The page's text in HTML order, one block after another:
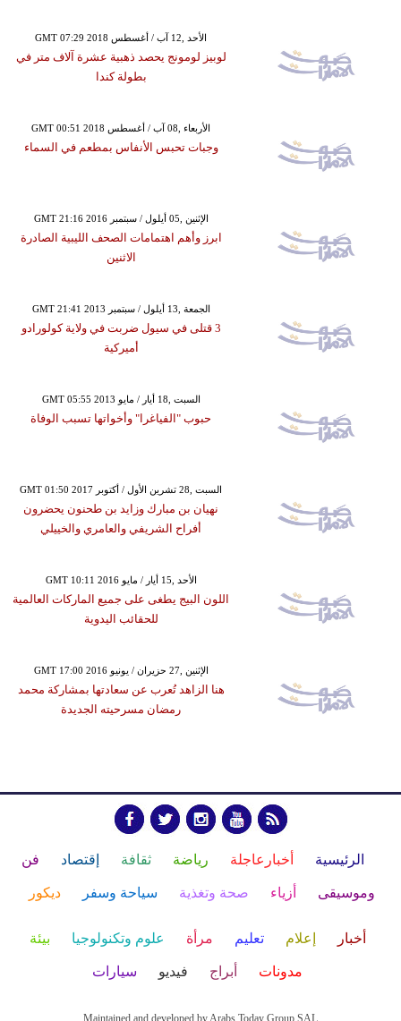
GMT 07:29 2018 الأحد ,12 آب / أغسطس
لوبيز لومونج يحصد ذهبية عشرة آلاف متر في
بطولة كندا
GMT 00:51 2018 الأربعاء ,08 آب / أغسطس
وجبات تحبس الأنفاس بمطعم في السماء
GMT 21:16 2016 الإثنين ,05 أيلول / سبتمبر
ابرز وأهم اهتمامات الصحف الليبية الصادرة
الاثنين
GMT 21:41 2013 الجمعة ,13 أيلول / سبتمبر
3 قتلى في سيول ضربت في ولاية كولورادو
أميركية
GMT 05:55 2013 السبت ,18 أيار / مايو
حبوب "الفياغرا" وأخواتها تسبب الوفاة
GMT 01:50 2017 السبت ,28 تشرين الأول / أكتوبر
نهيان بن مبارك وزايد بن طحنون يحضرون
أفراح الشريفي والعامري والخييلي
GMT 10:11 2016 الأحد ,15 أيار / مايو
اللون البيج يطغى على جميع الماركات العالمية
للحقائب اليدوية
GMT 17:00 2016 الإثنين ,27 حزيران / يونيو
هنا الزاهد تُعرب عن سعادتها بمشاركة محمد
رمضان مسرحيته الجديدة
الرئيسية أخبارعاجلة رياضة ثقافة إقتصاد فن
وموسيقى أزياء صحة وتغذية سياحة وسفر ديكور
أخبار إعلام تعليم مرأة علوم وتكنولوجيا بيئة
مدونات أبراج فيديو سيارات